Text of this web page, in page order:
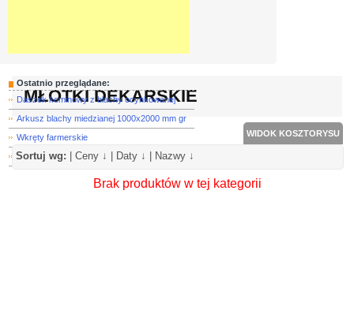
Ostatnio przeglądane:
Daszek kominowy z blachy ocynkowanej
Arkusz blachy miedzianej 1000x2000 mm gr
Wkręty farmerskie
Rura spustowa miedziana kwadratowa 100 x
MŁOTKI DEKARSKIE
WIDOK KOSZTORYSU
Sortuj wg: |Ceny ↓ Daty ↓ Nazwy ↓
Brak produktów w tej kategorii